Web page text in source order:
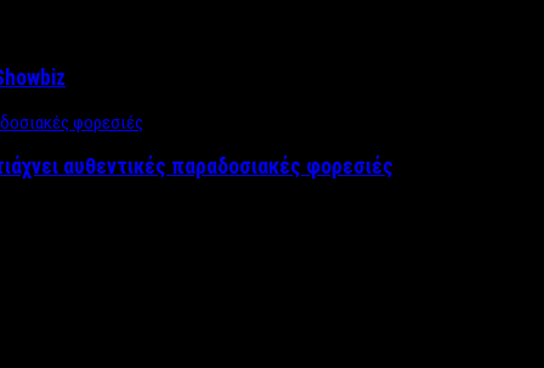
αυθεντικές παραδοσιακές φορεσιές